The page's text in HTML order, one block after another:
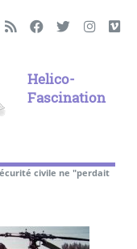
Helico-
Fascination
civile ne "perdait